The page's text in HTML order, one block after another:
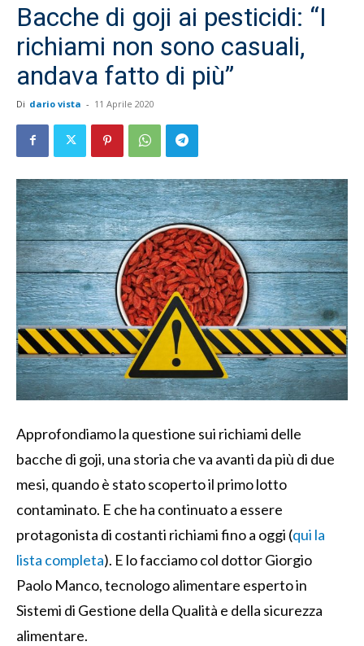
Bacche di goji ai pesticidi: “I
richiami non sono casuali,
andava fatto di più”
Di dario vista - 11 Aprile 2020
Approfondiamo la questione sui richiami delle
bacche di goji, una storia che va avanti da più di due
mesi, quando è stato scoperto il primo lotto
contaminato. E che ha continuato a essere
protagonista di costanti richiami fino a oggi (qui la
lista completa). E lo facciamo col dottor Giorgio
Paolo Manco, tecnologo alimentare esperto in
Sistemi di Gestione della Qualità e della sicurezza
alimentare.